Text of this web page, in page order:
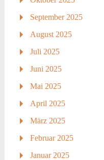
September 2025
August 2025
Juli 2025
Juni 2025
Mai 2025
April 2025
März 2025
Februar 2025
Januar 2025